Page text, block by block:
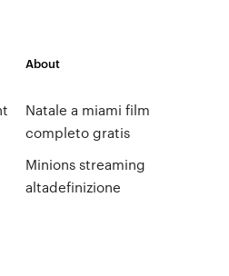
About
Natale a miami film
completo gratis
Minions streaming
altadefinizione